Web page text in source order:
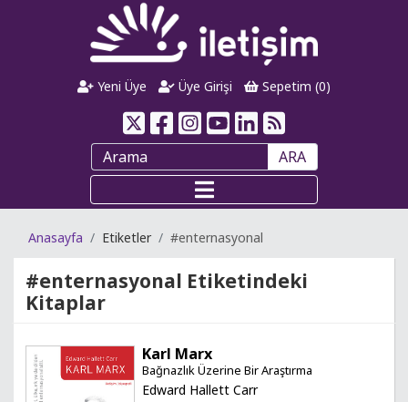
Yeni Üye Üye Girişi Sepetim (0)
ARA
Anasayfa Etiketler #enternasyonal
#enternasyonal Etiketindeki
Kitaplar
Karl Marx
Bağnazlık Üzerine Bir Araştırma
Edward Hallett Carr